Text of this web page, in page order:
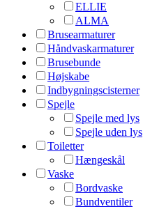
ELLIE
ALMA
Brusearmaturer
Håndvaskarmaturer
Brusebunde
Højskabe
Indbygningscisterner
Spejle
Spejle med lys
Spejle uden lys
Toiletter
Hængeskål
Vaske
Bordvaske
Bundventiler